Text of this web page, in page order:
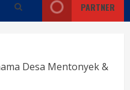
PARTNER
Desa Mentonyek &